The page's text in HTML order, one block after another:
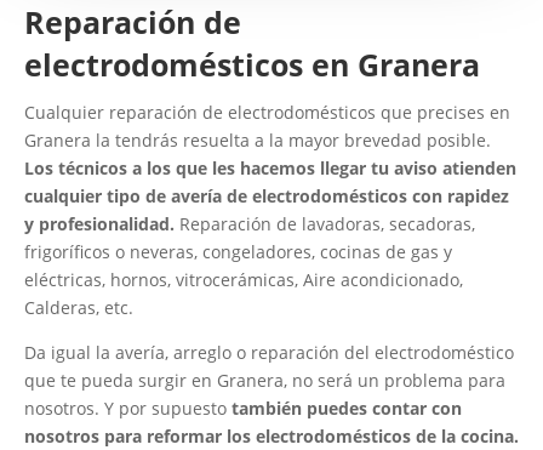
Reparación de
electrodomésticos en Granera
Cualquier reparación de electrodomésticos que precises en
Granera la tendrás resuelta a la mayor brevedad posible.
Los técnicos a los que les hacemos llegar tu aviso atienden
cualquier tipo de avería de electrodomésticos con rapidez
y profesionalidad. Reparación de lavadoras, secadoras,
frigoríficos o neveras, congeladores, cocinas de gas y
eléctricas, hornos, vitrocerámicas, Aire acondicionado,
Calderas, etc.
Da igual la avería, arreglo o reparación del electrodoméstico
que te pueda surgir en Granera, no será un problema para
nosotros. Y por supuesto también puedes contar con
nosotros para reformar los electrodomésticos de la cocina.